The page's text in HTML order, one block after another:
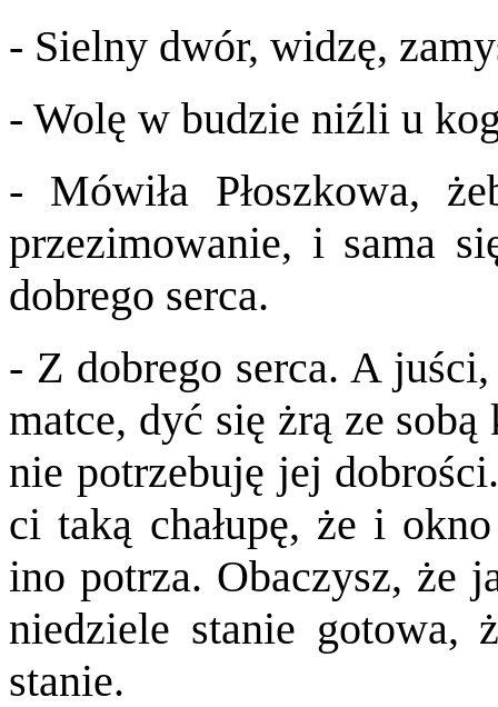
- Sielny dwór, widzę,
- Wolę w budzie niźli u
- Mówiła Płoszkowa,
przezimowanie, i sama
dobrego serca.
- Z dobrego serca. A
matce, dyć się żrą ze
nie potrzebuję jej
ci taką chałupę, że i
ino potrza. Obaczysz, że
niedziele stanie gotowa,
stanie.